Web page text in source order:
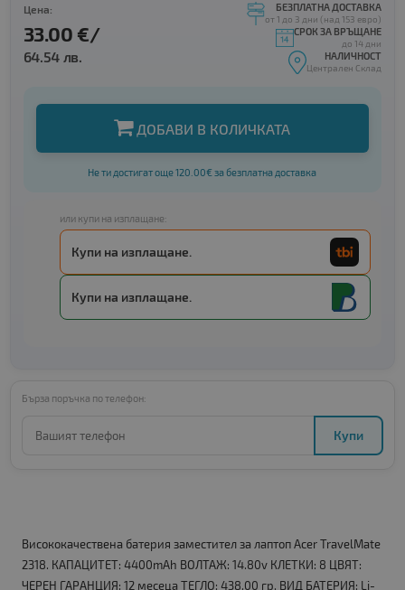
Цена:
33.00 €/
64.54 лв.
БЕЗПЛАТНА ДОСТАВКА
от 1 до 3 дни (над 153 евро)
СРОК ЗА ВРЪЩАНЕ
до 14 дни
НАЛИЧНОСТ
Централен Склад
ДОБАВИ В КОЛИЧКАТА
Не ти достигат още 120.00€ за безплатна доставка
или купи на изплащане:
Купи на изплащане.
Купи на изплащане.
Бърза поръчка по телефон:
Купи
Висококачествена батерия заместител за лаптоп Acer TravelMate
2318. КАПАЦИТЕТ: 4400mAh ВОЛТАЖ: 14.80v КЛЕТКИ: 8 ЦВЯТ:
ЧЕРЕН ГАРАНЦИЯ: 12 месеца ТЕГЛО: 438.00 гр. ВИД БАТЕРИЯ: Li-